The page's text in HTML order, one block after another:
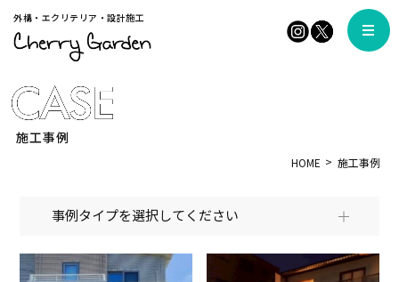
外構・エクリテリア・設計施工
施工事例
HOME 施工事例
事例タイプを選択してください